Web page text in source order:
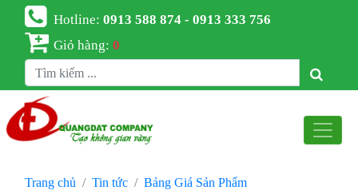
Hotline:0913 588 874 - 0913 333 756
Giỏ hàng:0
Trang chủ Tin tức
Bảng Giá Sản Phẩm